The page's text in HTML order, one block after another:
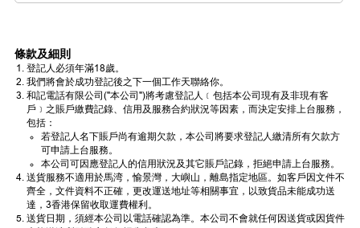
條款及細則
登記人必須年滿18歲。
我們將會於成功登記後之下一個工作天聯絡你。
和記電話有限公司("本公司")將考慮登記人﹝包括本公司現有及非現有客
戶﹞之賬戶繳費記錄、信用及服務合約狀況等因素，而決定安排上台服務，
包括：
若登記人名下賬戶尚有逾期欠款，本公司將要求登記人繳清所有欠款方
可申請上台服務。
本公司可因應登記人的信用狀況及其它賬戶記錄，拒絕申請上台服務。
送貨服務不適用於馬湾，愉景灣，大嶼山，離島指定地區。如客戶因文件不
齊全，文件資料不正確，更改運送地址等相關事宜，以致貨品未能成功送
達，3香港保留收取運費權利。
送貨日期，須經本公司以電話確認為準。本公司不會就任何因送貨或因貨件